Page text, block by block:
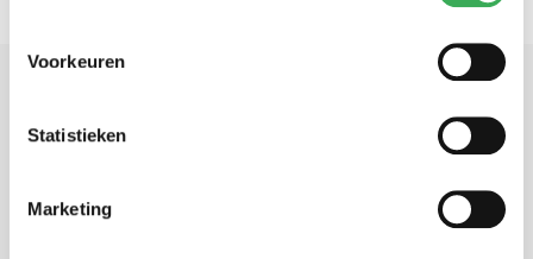
Voorkeuren
Statistieken
Marketing
Blijf op de hoogte. Meld je aan voor de nieuwsbrief van